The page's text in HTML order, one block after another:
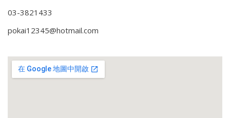
03-3821433
pokai12345@hotmail.com